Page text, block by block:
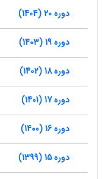
دوره 20 (1404)
دوره 19 (1403)
دوره 18 (1402)
دوره 17 (1401)
دوره 16 (1400)
دوره 15 (1399)